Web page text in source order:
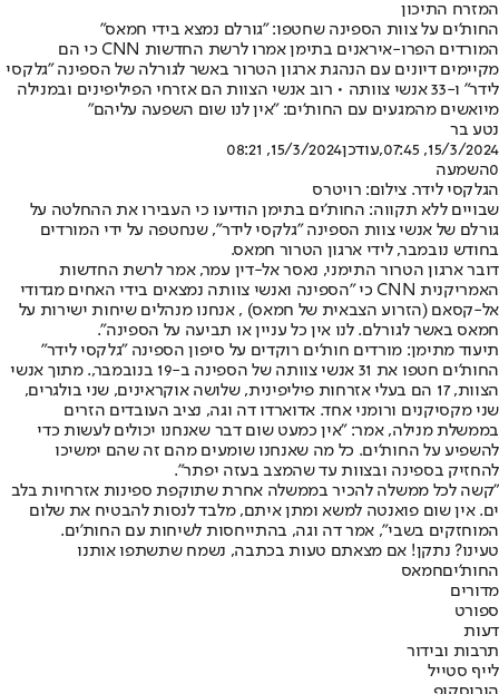
המזרח התיכון
החות'ים על צוות הספינה שחטפו: "גורלם נמצא בידי חמאס"
המורדים הפרו-איראנים בתימן אמרו לרשת החדשות CNN כי הם
מקיימים דיונים עם הנהגת ארגון הטרור באשר לגורלה של הספינה "גלקסי
לידר" ו-33 אנשי צוותה • רוב אנשי הצוות הם אזרחי הפיליפינים ובמנילה
מיואשים מהמגעים עם החות'ים: "אין לנו שום השפעה עליהם"
נטע בר
15/3/2024, 07:45
,עודכן15/3/2024, 08:21
0השמעה
הגלקסי לידר. צילום: רויטרס
שבויים ללא תקווה: החות'ים בתימן הודיעו כי העבירו את ההחלטה על
גורלם של אנשי צוות הספינה "גלקסי לידר", שנחטפה על ידי המורדים
בחודש נובמבר, לידי ארגון הטרור חמאס.
דובר ארגון הטרור התימני, נאסר אל-דין עמר, אמר לרשת החדשות
האמריקנית CNN כי "הספינה ואנשי צוותה נמצאים בידי האחים מגדודי
אל-קסאם (הזרוע הצבאית של חמאס) , אנחנו מנהלים שיחות ישירות על
חמאס באשר לגורלם. לנו אין כל עניין או תביעה על הספינה".
תיעוד מתימן: מורדים חות'ים רוקדים על סיפון הספינה "גלקסי לידר"
החות'ים חטפו את 31 אנשי צוותה של הספינה ב-19 בנובמבר,. מתוך אנשי
הצוות, 17 הם בעלי אזרחות פיליפינית, שלושה אוקראינים, שני בולגרים,
שני מקסיקנים ורומני אחד. אדוארדו דה וגה, נציב העובדים הזרים
בממשלת מנילה, אמר: "אין כמעט שום דבר שאנחנו יכולים לעשות כדי
להשפיע על החות'ים. כל מה שאנחנו שומעים מהם זה שהם ימשיכו
להחזיק בספינה ובצוות עד שהמצב בעזה יפתר".
"קשה לכל ממשלה להכיר בממשלה אחרת שתוקפת ספינות אזרחיות בלב
ים. אין שום פואנטה למשא ומתן איתם, מלבד לנסות להבטיח את שלום
המוחזקים בשבי", אמר דה וגה, בהתייחסות לשיחות עם החות'ים.
טעינו? נתקן! אם מצאתם טעות בכתבה, נשמח שתשתפו אותנו
החות'יםחמאס
מדורים
ספורט
דעות
תרבות ובידור
לייף סטייל